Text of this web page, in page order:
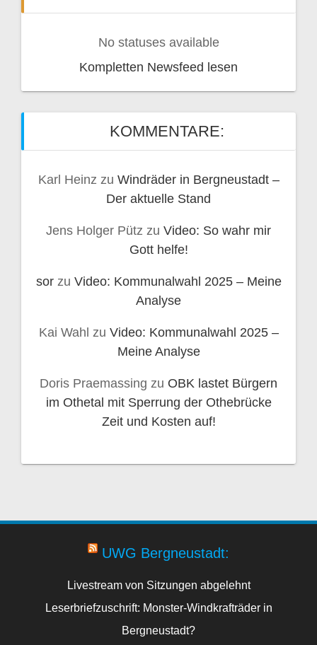
No statuses available
Kompletten Newsfeed lesen
KOMMENTARE:
Karl Heinz zu Windräder in Bergneustadt –
Der aktuelle Stand
Jens Holger Pütz zu Video: So wahr mir
Gott helfe!
sorzu Video: Kommunalwahl 2025 – Meine
Analyse
Kai Wahl zu Video: Kommunalwahl 2025 –
Meine Analyse
Doris Praemassing zu OBK lastet Bürgern
im Othetal mit Sperrung der Othebrücke
Zeit und Kosten auf!
UWG Bergneustadt:
Livestream von Sitzungen abgelehnt
Leserbriefzuschrift: Monster-Windkrafträder in
Bergneustadt?